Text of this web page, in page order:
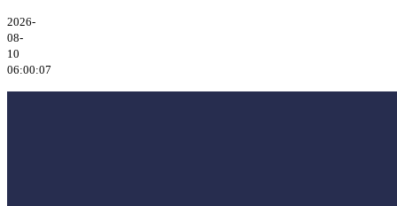
2026-
08-
10
06:00:07